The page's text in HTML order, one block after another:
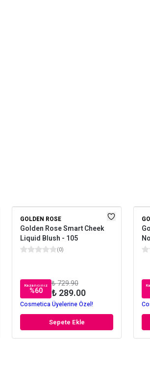
GOLDEN ROSE
Golden Rose Smart Cheek
Liquid Blush - 105
(0)
Kazancınız
%60
₺ 729.90
₺ 289.00
Cosmetica Üyelerine Özel!
Sepete Ekle